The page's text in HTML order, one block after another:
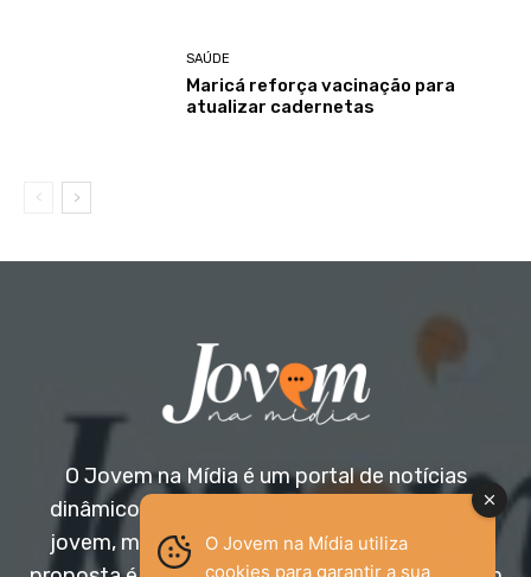
SAÚDE
Maricá reforça vacinação para
atualizar cadernetas
O Jovem na Mídia é um portal de notícias
dinâmico e acessível, voltado para o público
jovem, mas aberto a todas as idades. Nossa
O Jovem na Mídia utiliza
cookies para garantir a sua